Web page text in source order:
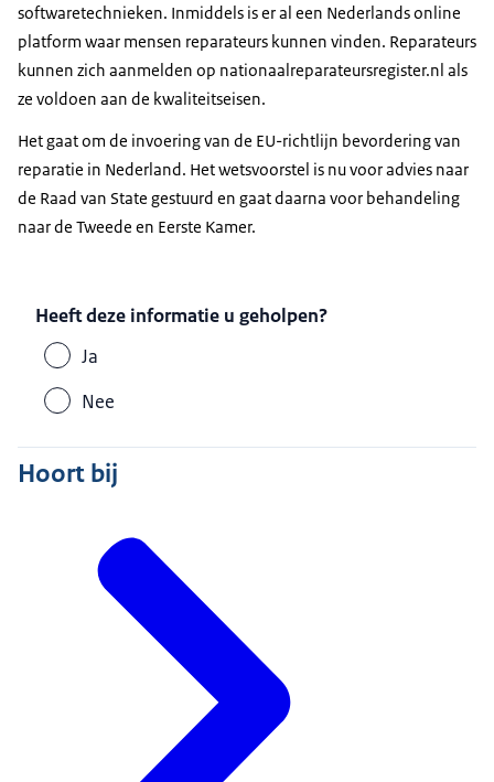
softwaretechnieken. Inmiddels is er al een Nederlands online
platform waar mensen reparateurs kunnen vinden. Reparateurs
kunnen zich aanmelden op nationaalreparateursregister.nl als
ze voldoen aan de kwaliteitseisen.
Het gaat om de invoering van de EU-richtlijn bevordering van
reparatie in Nederland. Het wetsvoorstel is nu voor advies naar
de Raad van State gestuurd en gaat daarna voor behandeling
naar de Tweede en Eerste Kamer.
Heeft deze informatie u geholpen?
Ja
Nee
Hoort bij